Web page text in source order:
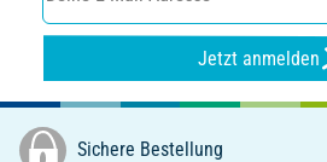
Jetzt anmelden
Sichere Bestellung